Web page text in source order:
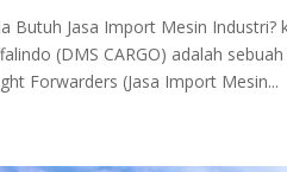
Butuh Jasa Import Mesin
(DMS CARGO) adalah
Forwarders (Jasa Import Mesin...